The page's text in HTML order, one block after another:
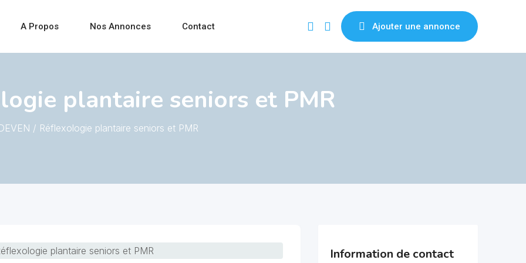
A Propos Nos Annonces Contact Ajouter une annonce
plantaire seniors et PMR
/ Réflexologie plantaire seniors et PMR
Information de contact